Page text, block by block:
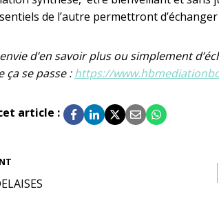
de l’autre permettront
d’en savoir plus ou simplement
ça se passe :https://
article :